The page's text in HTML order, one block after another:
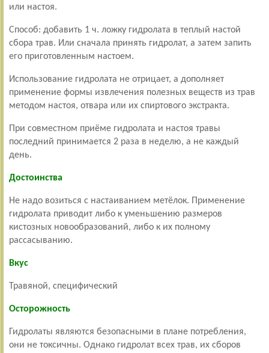
или настоя.
Способ: добавить 1 ч. ложку гидролата в теплый настой
сбора трав. Или сначала принять гидролат, а затем запить
его приготовленным настоем.
Использование гидролата не отрицает, а дополняет
применение формы извлечения полезных веществ из трав
методом настоя, отвара или их спиртового экстракта.
При совместном приёме гидролата и настоя травы
последний принимается 2 раза в неделю, а не каждый
день.
Достоинства
Не надо возиться с настаиванием метёлок. Применение
гидролата приводит либо к уменьшению размеров
кистозных новообразований, либо к их полному
рассасыванию.
Вкус
Травяной, специфический
Осторожность
Гидролаты являются безопасными в плане потребления,
они не токсичны. Однако гидролат всех трав, их сборов